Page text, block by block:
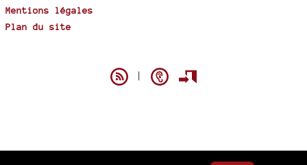
Mentions légales
Plan du site
|